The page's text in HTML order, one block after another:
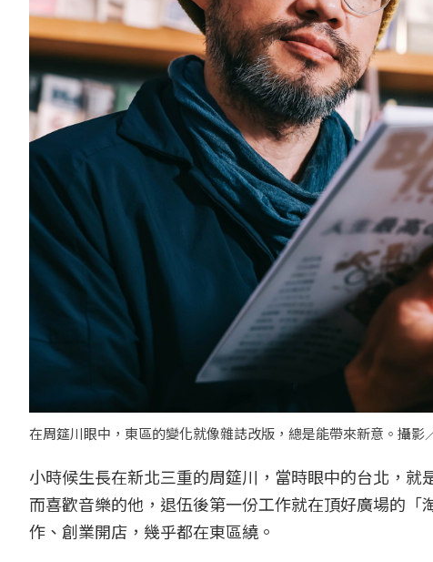
在周筵川眼中，東區的變化就像雜誌改版，總是能帶來新意。攝影
小時候生長在新北三重的周筵川，當時眼中的台北，
而喜歡音樂的他，退伍後第一份工作就在頂好廣場的
作、創業開店，幾乎都在東區繞。